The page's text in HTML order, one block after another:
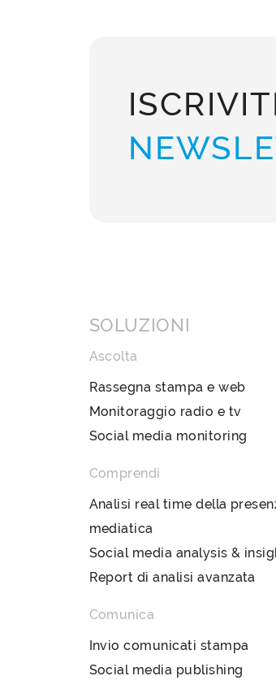
SOLUZIONI
Ascolta
Rassegna stampa e web
Monitoraggio radio e tv
Social media monitoring
Comprendi
Analisi real time della
mediatica
Social media analysis &
Report di analisi avanzata
Comunica
Invio comunicati stampa
Social media publishing